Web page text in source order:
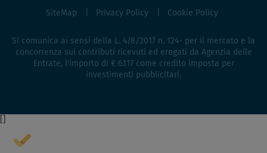
SiteMap Privacy Policy Cookie Policy
Si comunica ai sensi della L. 4/8/2017 n. 124- per il mercato e la
concorrenza sui contributi ricevuti ed erogati da Agenzia delle
Entrate, l'importo di € 6.117 come credito imposta per
investimenti pubblicitari.